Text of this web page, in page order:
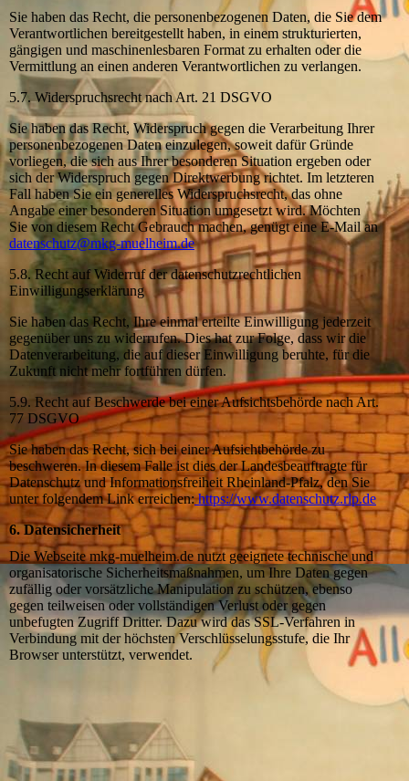
Sie haben das Recht, die personenbezogenen Daten, die Sie dem
Verantwortlichen bereitgestellt haben, in einem strukturierten,
gängigen und maschinenlesbaren Format zu erhalten oder die
Vermittlung an einen anderen Verantwortlichen zu verlangen.
5.7. Widerspruchsrecht nach Art. 21 DSGVO
Sie haben das Recht, Widerspruch gegen die Verarbeitung Ihrer
personenbezogenen Daten einzulegen, soweit dafür Gründe
vorliegen, die sich aus Ihrer besonderen Situation ergeben oder
sich der Widerspruch gegen Direktwerbung richtet. Im letzteren
Fall haben Sie ein generelles Widerspruchsrecht, das ohne
Angabe einer besonderen Situation umgesetzt wird. Möchten
Sie von diesem Recht Gebrauch machen, genügt eine E-Mail an
datenschutz@mkg-muelheim.de
5.8. Recht auf Widerruf der datenschutzrechtlichen
Einwilligungserklärung
Sie haben das Recht, Ihre einmal erteilte Einwilligung jederzeit
gegenüber uns zu widerrufen. Dies hat zur Folge, dass wir die
Datenverarbeitung, die auf dieser Einwilligung beruhte, für die
Zukunft nicht mehr fortführen dürfen.
5.9. Recht auf Beschwerde bei einer Aufsichtsbehörde nach Art.
77 DSGVO
Sie haben das Recht, sich bei einer Aufsichtbehörde zu
beschweren. In diesem Falle ist dies der Landesbeauftragte für
Datenschutz und Informationsfreiheit Rheinland-Pfalz, den Sie
unter folgendem Link erreichen: https://www.datenschutz.rlp.de
6. Datensicherheit
Die Webseite mkg-muelheim.de nutzt geeignete technische und
organisatorische Sicherheitsmaßnahmen, um Ihre Daten gegen
zufällig oder vorsätzliche Manipulation zu schützen, ebenso
gegen teilweisen oder vollständigen Verlust oder gegen
unbefugten Zugriff Dritter. Dazu wird das SSL-Verfahren in
Verbindung mit der höchsten Verschlüsselungsstufe, die Ihr
Browser unterstützt, verwendet.